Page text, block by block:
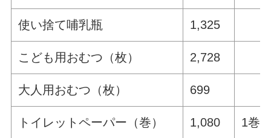
使い捨て哺乳瓶 1,325
こども用おむつ（枚） 2,728
大人用おむつ（枚） 699
トイレットペーパー（巻） 1,080 1巻